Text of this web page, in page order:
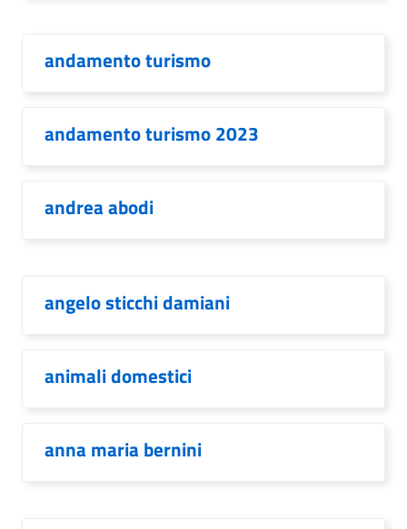
andamento turismo
andamento turismo 2023
andrea abodi
angelo sticchi damiani
animali domestici
anna maria bernini